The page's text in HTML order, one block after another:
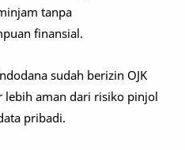
tanpa
finansial.
sudah berizin OJK
lebih aman dari risiko pinjol
pribadi.